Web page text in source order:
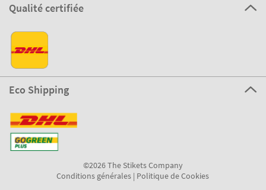
Qualité certifiée
Eco Shipping
©2026 The Stikets Company
Conditions générales | Politique de Cookies